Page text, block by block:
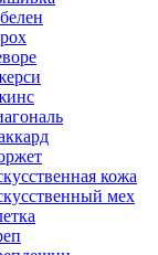
кожа
мех